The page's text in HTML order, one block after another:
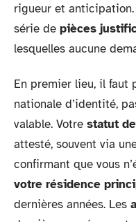
rigueur et anticipation.
série de pièces
lesquelles aucune
En premier lieu, il faut
nationale d’identité,
valable. Votre statut
attesté, souvent via
confirmant que vous
votre résidence
dernières années. Les